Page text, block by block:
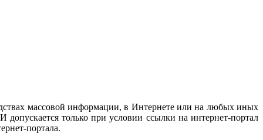
массовой информации, в Интернете или на любых иных
только при условии ссылки на интернет-портал
портала.